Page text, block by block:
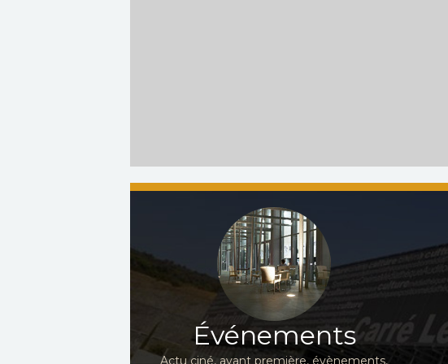
Événements
Actu ciné, avant première, évènements,